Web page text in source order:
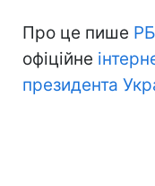
Про це пише
офіційне
президента